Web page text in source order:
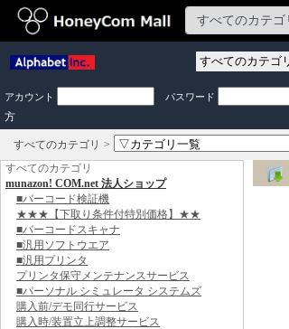
アカウント パスワード
方
すべてのカテゴリ
すべてのカテゴリ
munazon! COM.net 法人ショップ
■バーコード検証機
★★★【下取り条件付特別価格】★★
■バーコードスキャナ
■汎用ソフトウエア
■汎用プリンタ
プリンタ保守メンテナンスサービス
■パーソナル シミュレータ システムズ
購入前/デモ同行サービス
購入時/装置立上調整サービス